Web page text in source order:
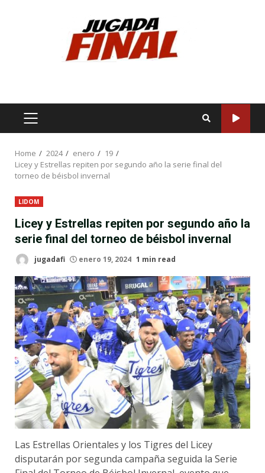
PRIMARY
Home 2024 enero
19
Licey y Estrellas repiten por segundo año la serie final del
torneo de béisbol invernal
LIDOM
Licey y Estrellas repiten por segundo año la
serie final del torneo de béisbol invernal
jugadafi enero 19, 2024 1 min read
Las Estrellas Orientales y los Tigres del Licey
disputarán por segunda campaña seguida la Serie